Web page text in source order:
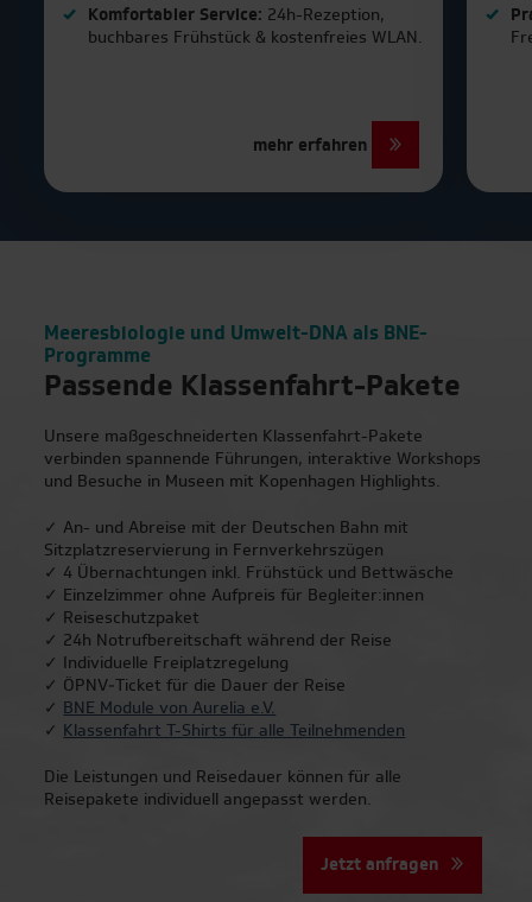
Berlin
Essen
Frankfurt am Main
Hamburg
Leipzig
München
Weimar
| Top-Reiseziele für
Komfortabler Service: 24h-Rezeption,
buchbares Frühstück & kostenfreies WLAN.
mehr erfahren
Passende Klassenfahrt-Pakete
Meeresbiologie und Umwelt-DNA als BNE-
Programme
Unsere maßgeschneiderten Klassenfahrt-Pakete
verbinden spannende Führungen, interaktive Workshops
und Besuche in Museen mit Kopenhagen Highlights.
✓ An- und Abreise mit der Deutschen Bahn mit
Sitzplatzreservierung in Fernverkehrszügen
✓ 4 Übernachtungen inkl. Frühstück und Bettwäsche
✓ Einzelzimmer ohne Aufpreis für Begleiter:innen
✓ Reiseschutzpaket
✓ 24h Notrufbereitschaft während der Reise
✓ Individuelle Freiplatzregelung
✓ ÖPNV‑Ticket für die Dauer der Reise
✓
BNE Module von Aurelia e.V.
✓
Klassenfahrt T-Shirts für alle Teilnehmenden
Die Leistungen und Reisedauer können für alle
Reisepakete individuell angepasst werden.
Jetzt anfragen